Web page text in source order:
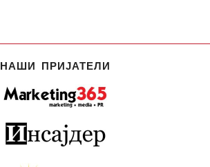
НАШИ ПРИЈАТЕЛИ